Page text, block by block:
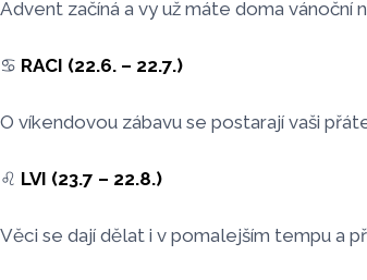
Advent začíná a vy už máte doma vánoční
♋️ RACI (22.6. – 22.7.)
O víkendovou zábavu se postarají vaši
♌️ LVI (23.7 – 22.8.)
Věci se dají dělat i v pomalejším tempu a